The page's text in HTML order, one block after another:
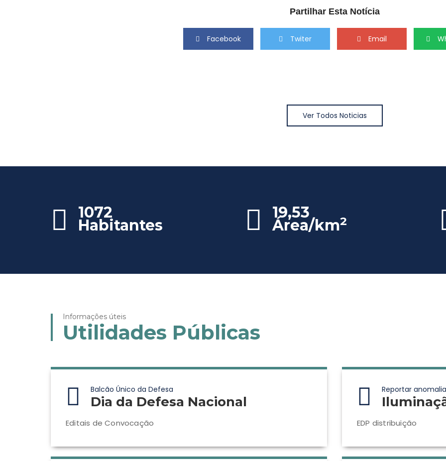
Partilhar Esta Notícia
Facebook Twiter Email
Ver Todos Noticias
1072
Habitantes
19,53
Área/km2
Informações úteis
Utilidades Públicas
Balcão Único da Defesa
Dia da Defesa Nacional
Editais de Convocação
Reportar
EDP distribuição